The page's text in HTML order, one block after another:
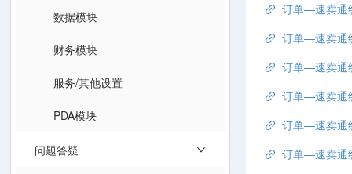
数据模块
财务模块
服务/其他设置
PDA模块
问题答疑
订单—速卖通
订单—速卖通
订单—速卖通
订单—速卖通
订单—速卖通